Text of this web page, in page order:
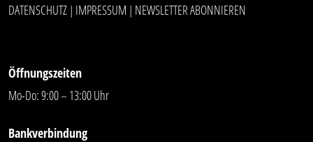
DATENSCHUTZ | IMPRESSUM | NEWSLETTER ABONNIEREN
Öffnungszeiten
Mo-Do: 9:00 – 13:00 Uhr
Bankverbindung